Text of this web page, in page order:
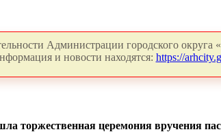
Администрации городского округа
и новости находятся: https://
торжественная церемония вручения